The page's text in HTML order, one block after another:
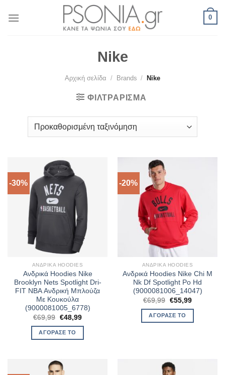
0
Nike
Αρχική σελίδα / Brands / Nike
ΦΙΛΤΡΆΡΙΣΜΑ
-30%
ΑΝΔΡΙΚΆ HOODIES
Ανδρικά Hoodies Nike
Brooklyn Nets Spotlight Dri-
FIT NBA Ανδρική Μπλούζα
Με Κουκούλα
(9000081005_6778)
€69,99 Original
price
was:
€69,99.
€48,99Η
ΑΓΌΡΑΣΈ ΤΟ
-20%
ΑΝΔΡΙΚΆ HOODIES
Ανδρικά Hoodies Nike Chi M
Nk Df Spotlight Po Hd
(9000081006_14047)
€69,99 Original
price
was:
€69,99.
€55,99Η
ΑΓΌΡΑΣΈ ΤΟ